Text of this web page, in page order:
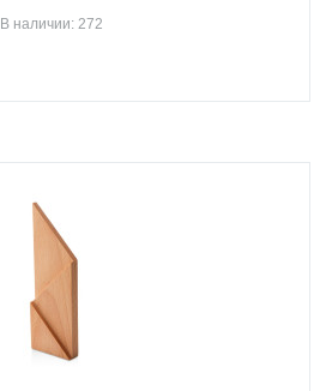
В наличии: 272